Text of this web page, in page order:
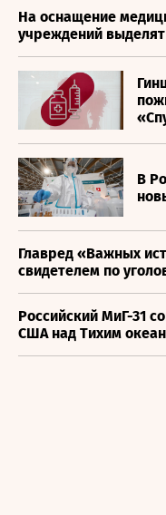
На оснащение
учреждений
В
Главред «Важных
свидетелем по
Российский МиГ-31
США над Тихим